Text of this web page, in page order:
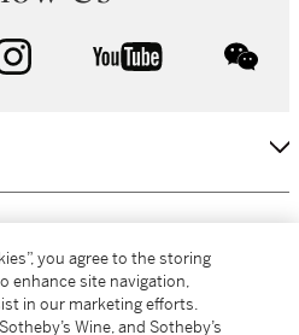
instagram youtube
you agree to the storing
enhance site navigation,
in our marketing efforts.
Wine, and Sotheby’s